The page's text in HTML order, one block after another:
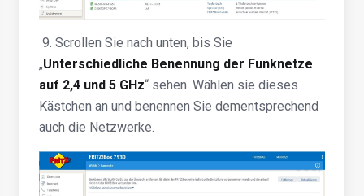
9. Scrollen Sie nach unten, bis Sie
„Unterschiedliche Benennung der Funknetze
auf 2,4 und 5 GHz“ sehen. Wählen sie dieses
Kästchen an und benennen Sie dementsprechend
auch die Netzwerke.